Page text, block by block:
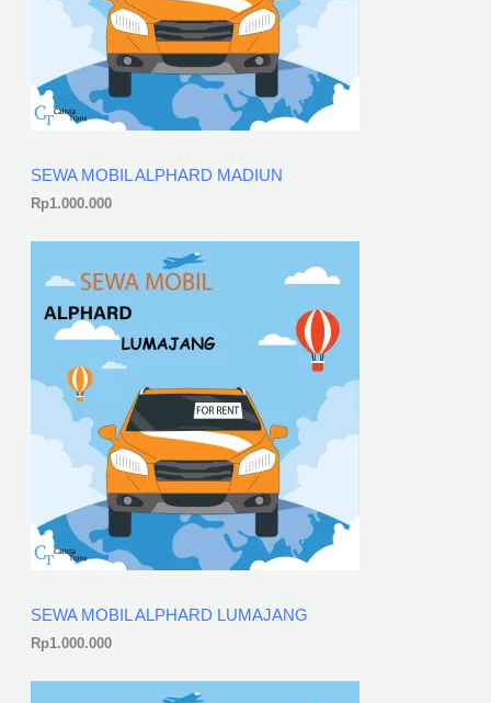
SEWA MOBIL ALPHARD MADIUN
Rp1.000.000
SEWA MOBIL ALPHARD LUMAJANG
Rp1.000.000